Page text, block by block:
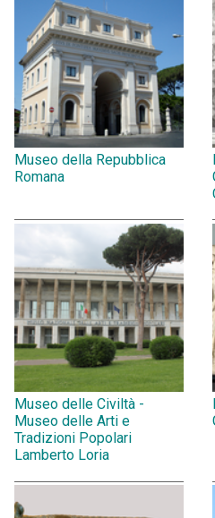
Museo della Repubblica
Romana
Museo delle Civiltà -
Museo delle Arti e
Tradizioni Popolari
Lamberto Loria